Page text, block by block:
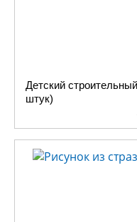
Детский
штук)